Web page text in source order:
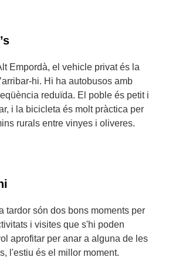
Empordà, el vehicle privat és la
hi. Hi ha autobusos amb
reduïda. El poble és petit i
i la bicicleta és molt pràctica per
rurals entre vinyes i oliveres.
tardor són dos bons moments per
i visites que s'hi poden
aprofitar per anar a alguna de les
l'estiu és el millor moment.